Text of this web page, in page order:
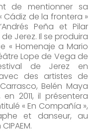
de mentionner sa
de la frontera »
Peña et Pilar
Jerez. Il se produira
« Homenaje a Mario
Lope de Vega de
de Jerez en
des artistes de
Belén Maya
2011, il présentera
« En Compañía »,
et danseur, au